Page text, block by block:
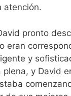
atención.
pronto
eran
y
y David